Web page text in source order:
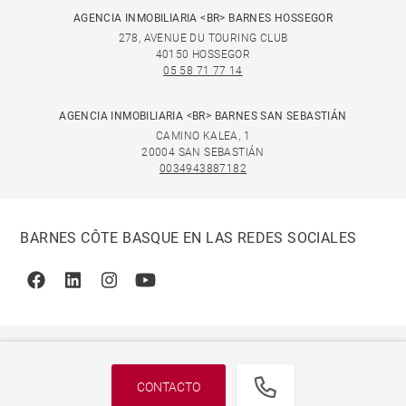
CONTACTO
AGENCIA INMOBILIARIA <BR> BARNES HOSSEGOR
278, AVENUE DU TOURING CLUB
40150 HOSSEGOR
05 58 71 77 14
AGENCIA INMOBILIARIA <BR> BARNES SAN SEBASTIÁN
CAMINO KALEA, 1
20004 SAN SEBASTIÁN
0034943887182
BARNES CÔTE BASQUE EN LAS REDES SOCIALES
FacebookLinkedinInstagramYoutube
© 2026 BARNES, INTERNATIONAL REALTY - BARNES